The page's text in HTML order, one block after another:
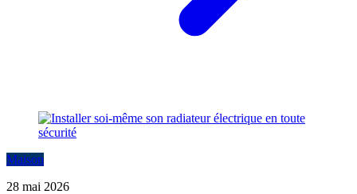
Maison
28 mai 2026